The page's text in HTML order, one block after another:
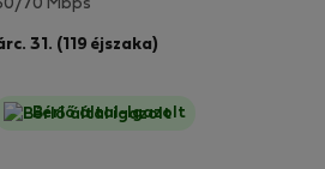
70 Mbps
31. (119 éjszaka)
kaució
Bérlő által-Igazolt